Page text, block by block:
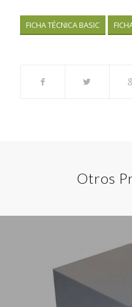
FICHA TÉCNICA BASIC
Otros